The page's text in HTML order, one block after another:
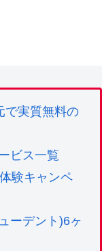
で実質無料の
ビス一覧
験キャンペ
ーデント)6ヶ